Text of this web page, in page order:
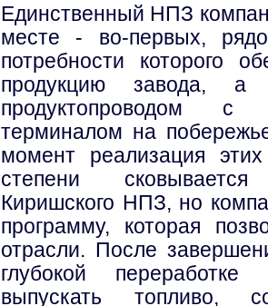
Единственный НПЗ
месте - во-первых,
потребности которого
продукцию завода, а
продуктопроводом с
терминалом на
момент реализация
степени
Киришского НПЗ, но
программу, которая
отрасли. После
глубокой
выпускать топливо,